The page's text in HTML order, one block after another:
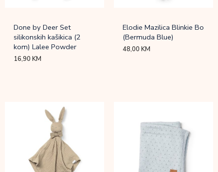
Done by Deer Set
silikonskih kašikica (2
kom) Lalee Powder
16,90KM
Elodie Mazilica Blinkie Bo
(Bermuda Blue)
48,00KM